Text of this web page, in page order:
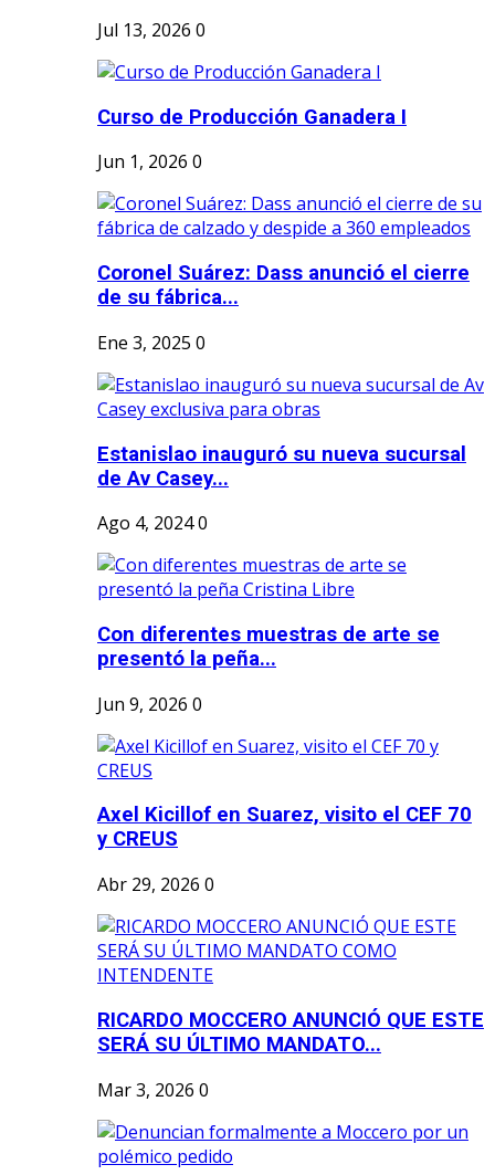
Jul 13, 2026 0
Curso de Producción Ganadera I
Jun 1, 2026 0
Coronel Suárez: Dass anunció el cierre
de su fábrica...
Ene 3, 2025 0
Estanislao inauguró su nueva sucursal
de Av Casey...
Ago 4, 20240
Con diferentes muestras de arte se
presentó la peña...
Jun 9, 2026 0
Axel Kicillof en Suarez, visito el CEF 70
y CREUS
Abr 29, 2026 0
RICARDO MOCCERO ANUNCIÓ QUE ESTE
SERÁ SU ÚLTIMO MANDATO...
Mar 3, 2026 0